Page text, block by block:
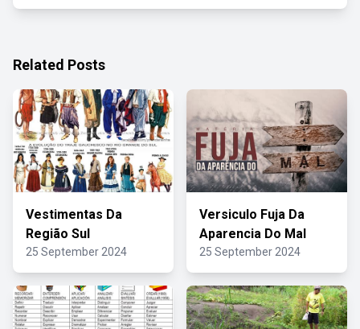
Related Posts
Vestimentas Da
Região Sul
25 September 2024
Versiculo Fuja Da
Aparencia Do Mal
25 September 2024